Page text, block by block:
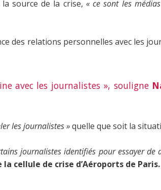
source de la crise, « ce sont les
des relations personnelles avec les
avec les journalistes », souligne
les journalistes »quelle que soit la
journalistes identifiés pour essayer de
cellule de crise d’Aéroports de Paris.